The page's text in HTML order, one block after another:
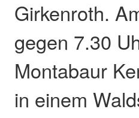
Girkenroth.
gegen 7.30
Montabaur
in einem